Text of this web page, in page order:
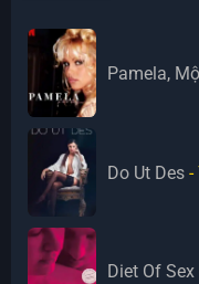
Pamela,
Do Ut Des -
Diet Of Sex